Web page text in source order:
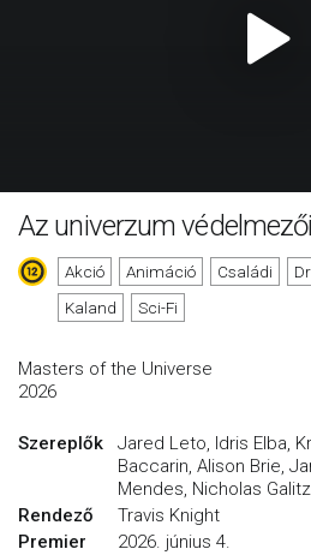
Az univerzum védelmezői
Akció Animáció Családi
Kaland
Sci-Fi
Masters of the Universe
2026
Szereplők
Jared Leto, Idris Elba,
Baccarin, Alison Brie,
Mendes, Nicholas
Rendező
Travis Knight
Premier
2026. június 4.